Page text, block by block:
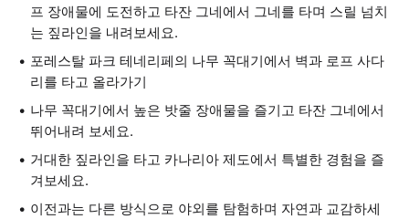
프 장애물에 도전하고 타잔 그네에서 그네를 타며 스릴 넘치
는 짚라인을 내려보세요.
포레스탈 파크 테네리페의 나무 꼭대기에서 벽과 로프 사다
리를 타고 올라가기
나무 꼭대기에서 높은 밧줄 장애물을 즐기고 타잔 그네에서
뛰어내려 보세요.
거대한 짚라인을 타고 카나리아 제도에서 특별한 경험을 즐
겨보세요.
이전과는 다른 방식으로 야외를 탐험하며 자연과 교감하세